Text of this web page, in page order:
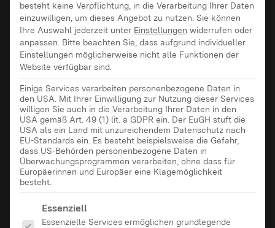
besteht keine Verpflichtung, in die Verarbeitung Ihrer Daten
einzuwilligen, um dieses Angebot zu nutzen. Sie können
Ihre Auswahl jederzeit unter Einstellungen widerrufen oder
anpassen. Bitte beachten Sie, dass aufgrund individueller
Einstellungen möglicherweise nicht alle Funktionen der
Website verfügbar sind.
Einige Services verarbeiten personenbezogene Daten in
den USA. Mit Ihrer Einwilligung zur Nutzung dieser Services
willigen Sie auch in die Verarbeitung Ihrer Daten in den
USA gemäß Art. 49 (1) lit. a GDPR ein. Der EuGH stuft die
USA als ein Land mit unzureichendem Datenschutz nach
EU-Standards ein. Es besteht beispielsweise die Gefahr,
dass US-Behörden personenbezogene Daten in
Überwachungsprogrammen verarbeiten, ohne dass für
Europäerinnen und Europäer eine Klagemöglichkeit
besteht.
Es folgt eine Liste der Service-Gruppen, für die eine
Essenziell
Essenzielle Services ermöglichen grundlegende